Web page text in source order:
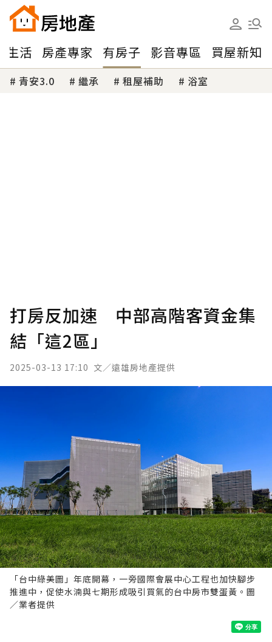
生活 房產專家 有房子 影音專區 買屋新知
青安3.0 繼承 租屋補助 浴室
打房反加速 中部高階客資金集
結「這2區」
2025-03-13 17:10 文／遠雄房地產提供
「台中綠美圖」年底開幕，一旁國際會展中心工程也加快腳步
推進中，促使水湳與七期形成吸引買氣的台中房市雙蛋黃。圖
／業者提供